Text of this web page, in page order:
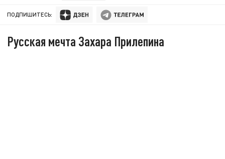
ПОДПИШИТЕСЬ:
Русская мечта Захара Прилепина